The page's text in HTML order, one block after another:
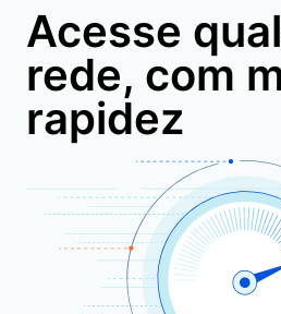
Acesse
rede, com
rapidez